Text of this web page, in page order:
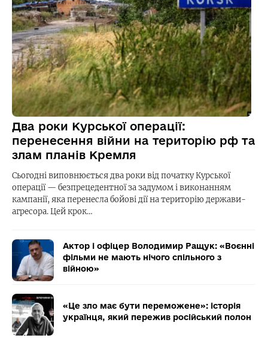
Два роки Курської операції:
перенесення війни на територію рф та
злам планів Кремля
Сьогодні виповнюється два роки від початку Курської
операції — безпрецедентної за задумом і виконанням
кампанії, яка перенесла бойові дії на територію держави-
агресора. Цей крок…
Актор і офіцер Володимир Ращук: «Воєнні
фільми не мають нічого спільного з
війною»
«Це зло має бути переможене»: історія
українця, який пережив російський полон